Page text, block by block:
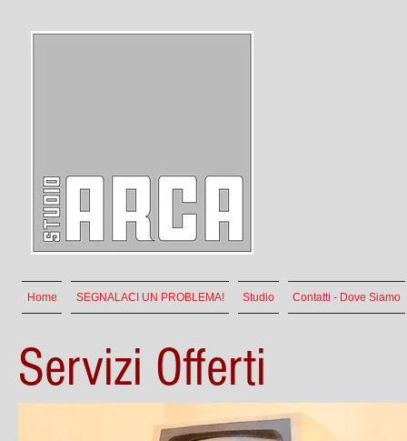
Home SEGNALACI UN PROBLEMA! Studio Contatti - Dove Siamo
Servizi Offerti